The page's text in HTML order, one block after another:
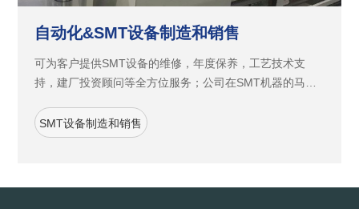
自动化&SMT设备制造和销售
可为客户提供SMT设备的维修，年度保养，工艺技术支
持，建厂投资顾问等全方位服务；公司在SMT机器的马
位。长期积累的维修技术经验已经向其它工控领域辐射。
可提供进口塑胶机，点胶机、印刷机，AOI，其它品牌SMT
SMT设备制造和销售